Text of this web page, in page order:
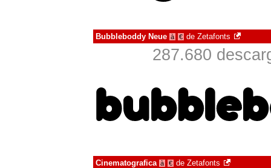
Bubbleboddy Neue à € de Zetafonts
287.680
Cinematografica à € de Zetafonts